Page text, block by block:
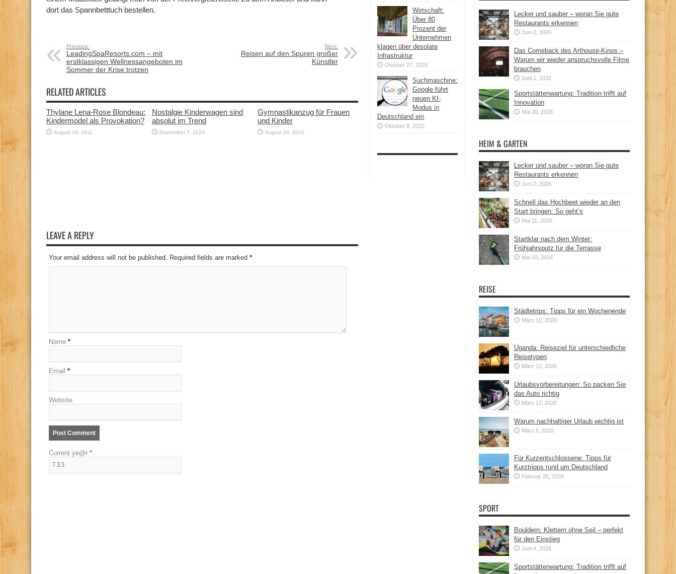
dort das Spannbetttuch bestellen.
Previous:
LeadingSpaResorts.com – mit
erstklassigen Wellnessangeboten im
Sommer der Krise trotzen
Next:
Reisen auf den Spuren großer
Künstler
RELATED ARTICLES
Thylane Lena-Rose Blondeau:
Kindermodel als Provokation?
August 19, 2011
Nostalgie Kinderwagen sind
absolut im Trend
September 7, 2010
Gymnastikanzug für Frauen
und Kinder
August 20, 2010
LEAVE A REPLY
Your email address will not be published. Required fields are marked *
Name *
Email *
Website
Current ye@r *
Wirtschaft:
Über 80
Prozent der
Unternehmen
klagen über desolate
Infrastruktur
Oktober 27, 2025
Suchmaschine:
Google führt
neuen KI-
Modus in
Deutschland ein
Oktober 8, 2025
Lecker und sauber – woran Sie gute
Restaurants erkennen
Juni 2, 2026
Das Comeback des Arthouse-Kinos –
Warum wir wieder anspruchsvolle Filme
brauchen
Juni 1, 2026
Sportstättenwartung: Tradition trifft auf
Innovation
Mai 20, 2026
HEIM & GARTEN
Lecker und sauber – woran Sie gute
Restaurants erkennen
Juni 2, 2026
Schnell das Hochbeet wieder an den
Start bringen: So geht’s
Mai 11, 2026
Startklar nach dem Winter:
Frühjahrsputz für die Terrasse
Mai 10, 2026
REISE
Städtetrips: Tipps für ein Wochenende
März 12, 2026
Uganda: Reiseziel für unterschiedliche
Reisetypen
März 12, 2026
Urlaubsvorbereitungen: So packen Sie
das Auto richtig
März 12, 2026
Warum nachhaltiger Urlaub wichtig ist
März 5, 2026
Für Kurzentschlossene: Tipps für
Kurztripps rund um Deutschland
Februar 25, 2026
SPORT
Bouldern: Klettern ohne Seil – perfekt
für den Einstieg
Juni 4, 2026
Sportstättenwartung: Tradition trifft auf